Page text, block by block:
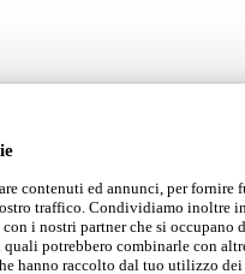
contenuti ed annunci, per fornire
traffico. Condividiamo inoltre
i nostri partner che si occupano
potrebbero combinarle con
hanno raccolto dal tuo utilizzo